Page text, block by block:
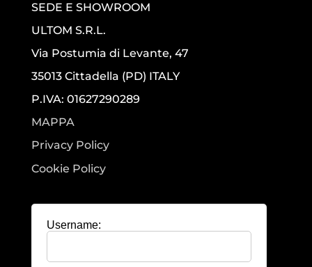
SEDE E SHOWROOM
ULTOM S.R.L.
Via Postumia di Levante, 47
35013 Cittadella (PD) ITALY
P.IVA: 01627290289
MAPPA
Privacy Policy
Cookie Policy
Username: